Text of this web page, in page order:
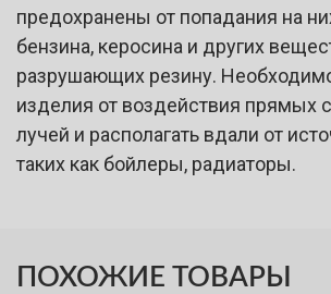
предохранены от попадания на
бензина, керосина и других
разрушающих резину.
изделия от воздействия прямых
лучей и располагать вдали от
таких как бойлеры, радиаторы.
ПОХОЖИЕ ТОВАРЫ